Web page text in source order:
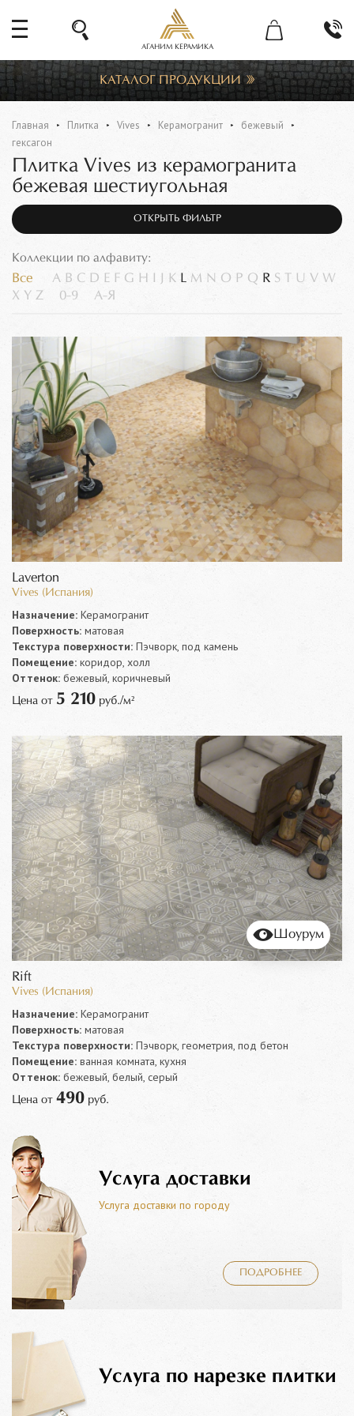
АГАНИМ КЕРАМИКА
КАТАЛОГ ПРОДУКЦИИ
Главная Плитка Vives Керамогранит
бежевый
гексагон
Плитка Vives из керамогранита
бежевая шестиугольная
ОТКРЫТЬ ФИЛЬТР
Коллекции по алфавиту:
Все A B C D E F G H K L M N O P Q R S U V W
X Y Z 0-9 А-Я
Laverton
Vives (Испания)
Назначение: Керамогранит
Поверхность: матовая
Текстура поверхности: Пэчворк, под камень
Помещение: коридор, холл
Оттенок: бежевый, коричневый
Цена от 5 210 руб./м²
Шоурум
Rift
Vives (Испания)
Назначение: Керамогранит
Поверхность: матовая
Текстура поверхности: Пэчворк, геометрия, под бетон
Помещение: ванная комната, кухня
Оттенок: бежевый, белый, серый
Цена от 490 руб.
Услуга доставки
Услуга доставки по городу
ПОДРОБНЕЕ
Услуга по нарезке плитки